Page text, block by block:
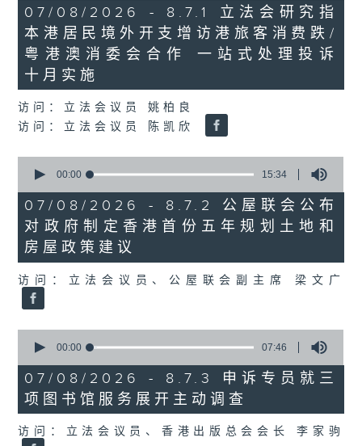
29
minutes,
37
seconds
07/08/2026 - 8.7.1 立法会研究指
本港居民境外开支增访港旅客消费跌/
粤港澳消委会合作 一站式处理投诉
十月实施
访问：立法会议员 姚柏良
访问：立法会议员 陈凯欣
seconds
15
minutes,
34
seconds
00:00 15:34
07/08/2026 - 8.7.2 公屋联会公布
对政府制定香港首份五年规划土地和
房屋政策建议
访问：立法会议员、公屋联会副主席 梁文广
seconds
7
minutes,
46
seconds
00:00 07:46
07/08/2026 - 8.7.3 申诉专员就三
项图书馆服务展开主动调查
访问：立法会议员、香港出版总会会长 李家驹